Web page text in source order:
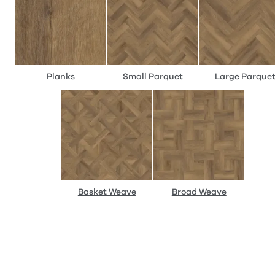
Planks Small Parquet Large Parquet
Basket Weave Broad Weave